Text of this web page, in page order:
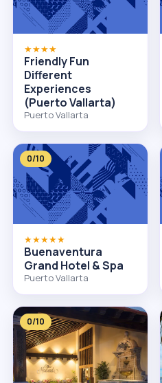
★★★★
Friendly Fun
Different
Experiences
(Puerto Vallarta)
Puerto Vallarta
0/10
★★★★★
Buenaventura
Grand Hotel & Spa
Puerto Vallarta
0/10